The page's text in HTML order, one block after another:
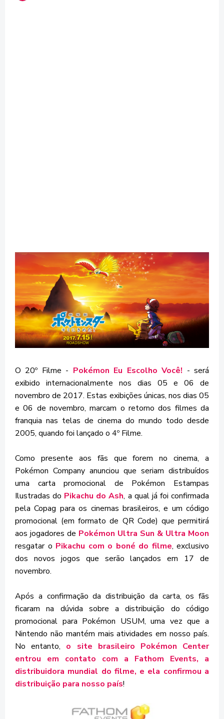
O 20º Filme - Pokémon Eu Escolho Você! - será
exibido internacionalmente nos dias 05 e 06 de
novembro de 2017. Estas exibições únicas, nos dias 05
e 06 de novembro, marcam o retorno dos filmes da
franquia nas telas de cinema do mundo todo desde
2005, quando foi lançado o 4º Filme.
Como presente aos fãs que forem no cinema, a
Pokémon Company anunciou que seriam distribuídos
uma carta promocional de Pokémon Estampas
Ilustradas do Pikachu do Ash, a qual já foi confirmada
pela Copag para os cinemas brasileiros, e um código
promocional (em formato de QR Code) que permitirá
aos jogadores de Pokémon Ultra Sun & Ultra Moon
resgatar o Pikachu com o boné do filme, exclusivo
dos novos jogos que serão lançados em 17 de
novembro.
Após a confirmação da distribuição da carta, os fãs
ficaram na dúvida sobre a distribuição do código
promocional para Pokémon USUM, uma vez que a
Nintendo não mantém mais atividades em nosso país.
No entanto, o site brasileiro Pokémon Center
entrou em contato com a Fathom Events, a
distribuidora mundial do filme, e ela confirmou a
distribuição para nosso país!